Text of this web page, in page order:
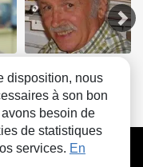
Cookies
disposition, nous
à son bon
besoin de
de statistiques
services. En